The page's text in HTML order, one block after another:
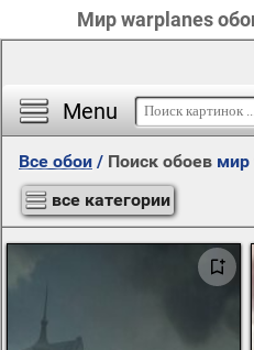
Мир warplanes
Menu
Все обои / Поиск обоев мир
все категории